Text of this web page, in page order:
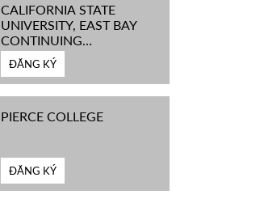
CALIFORNIA STATE
UNIVERSITY, EAST BAY
CONTINUING
EDUCATION
ĐĂNG KÝ
PIERCE COLLEGE
ĐĂNG KÝ